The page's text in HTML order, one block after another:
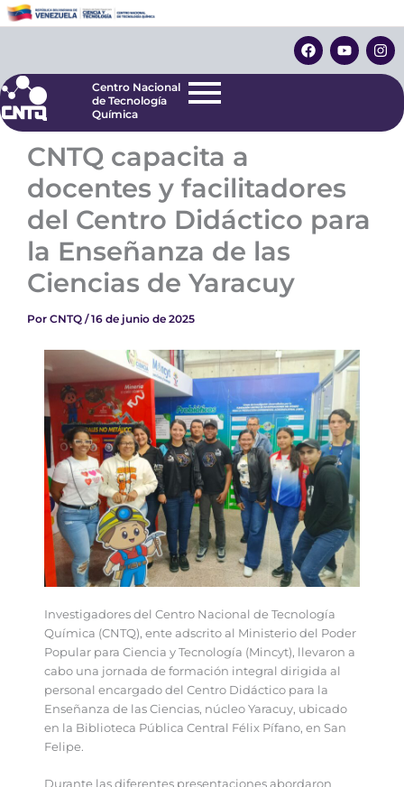
al
F
a
c
o
Y
o
u
e
I
n
s
r
Centro Nacional
de Tecnología
Centro Nacional
de Tecnología
Química
CNTQ capacita a
docentes y facilitadores
del Centro Didáctico para
la Enseñanza de las
Ciencias de Yaracuy
Por CNTQ /16 de junio de 2025
Investigadores del Centro Nacional de Tecnología
Química (CNTQ), ente adscrito al Ministerio del Poder
Popular para Ciencia y Tecnología (Mincyt), llevaron a
cabo una jornada de formación integral dirigida al
personal encargado del Centro Didáctico para la
Enseñanza de las Ciencias, núcleo Yaracuy, ubicado
en la Biblioteca Pública Central Félix Pífano, en San
Felipe.
Durante las diferentes presentaciones abordaron